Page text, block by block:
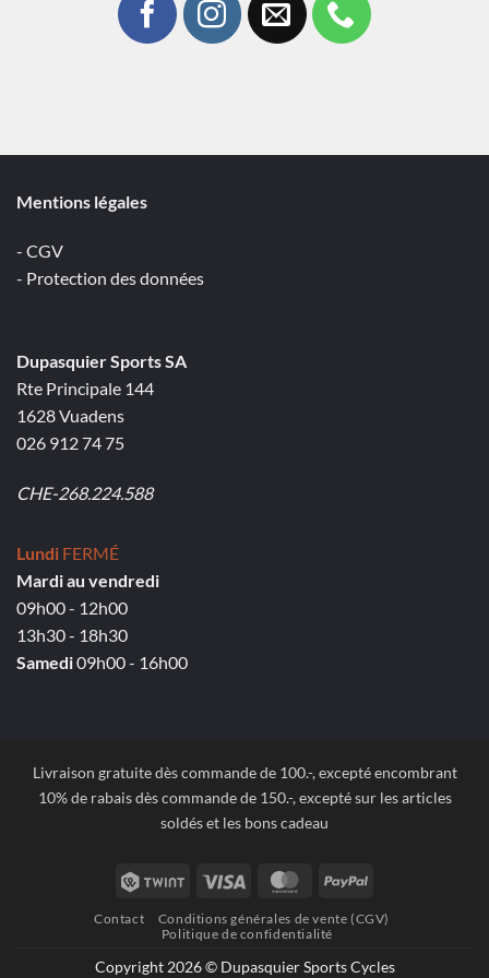
Mentions légales
- CGV
- Protection des données
Dupasquier Sports SA
Rte Principale 144
1628 Vuadens
026 912 74 75
CHE-268.224.588
Lundi FERMÉ
Mardi au vendredi
09h00 - 12h00
13h30 - 18h30
Samedi09h00 - 16h00
Livraison gratuite dès commande de 100.-, excepté encombrant
10% de rabais dès commande de 150.-, excepté sur les articles
soldés et les bons cadeau
Twint Visa MasterCardPayPal
Contact
Conditions générales de vente (CGV)
Politique de confidentialité
Copyright 2026 © Dupasquier Sports Cycles